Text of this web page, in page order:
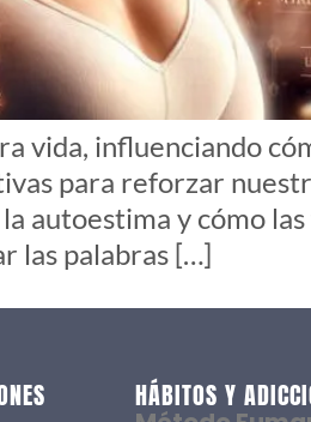
vida, influenciando
para reforzar
autoestima y cómo
las palabras […]
HÁBITOS Y